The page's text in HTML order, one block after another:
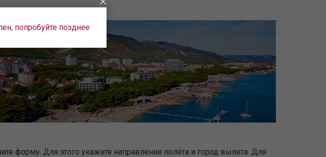
форму. Для этого укажите направление полёта и город вылета. Для
попробуйте позднее